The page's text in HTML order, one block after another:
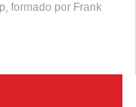
formado por Frank